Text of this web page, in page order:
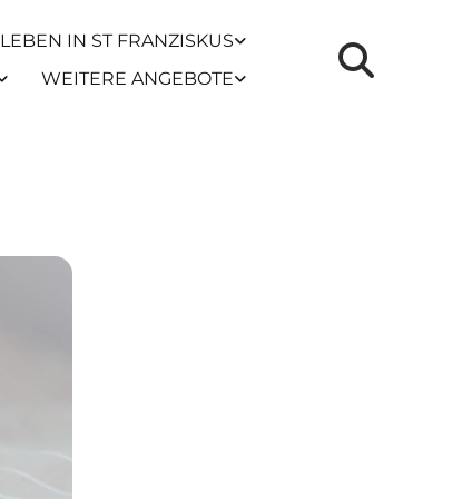
LEBEN IN ST FRANZISKUS
WEITERE ANGEBOTE